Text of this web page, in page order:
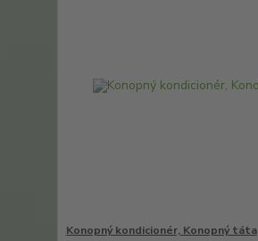
Konopný kondicionér, Konopný táta